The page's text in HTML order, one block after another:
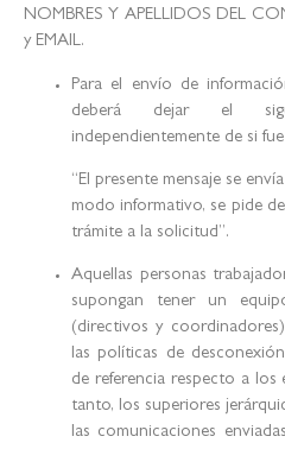
NOMBRES Y APELLIDOS DEL
y EMAIL.
Para el envío de
deberá dejar el
independientemente de si
“El presente mensaje se
modo informativo, se pide
trámite a la solicitud”.
Aquellas personas
supongan tener un
(directivos y
las políticas de
de referencia respecto a
tanto, los superiores
las comunicaciones